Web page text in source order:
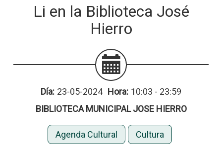
Li en la Biblioteca José
Hierro
Día: 23-05-2024 Hora: 10:03 - 23:59
BIBLIOTECA MUNICIPAL JOSE HIERRO
Agenda Cultural
Cultura